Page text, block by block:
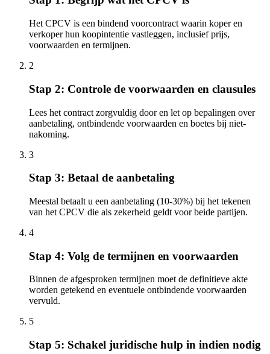
Het CPCV is een bindend voorcontract waarin koper en
verkoper hun koopintentie vastleggen, inclusief prijs,
voorwaarden en termijnen.
2
Stap 2: Controle de voorwaarden en clausules
Lees het contract zorgvuldig door en let op bepalingen over
aanbetaling, ontbindende voorwaarden en boetes bij niet-
nakoming.
3
Stap 3: Betaal de aanbetaling
Meestal betaalt u een aanbetaling (10-30%) bij het tekenen
van het CPCV die als zekerheid geldt voor beide partijen.
4
Stap 4: Volg de termijnen en voorwaarden
Binnen de afgesproken termijnen moet de definitieve akte
worden getekend en eventuele ontbindende voorwaarden
vervuld.
5
Stap 5: Schakel juridische hulp in indien nodig